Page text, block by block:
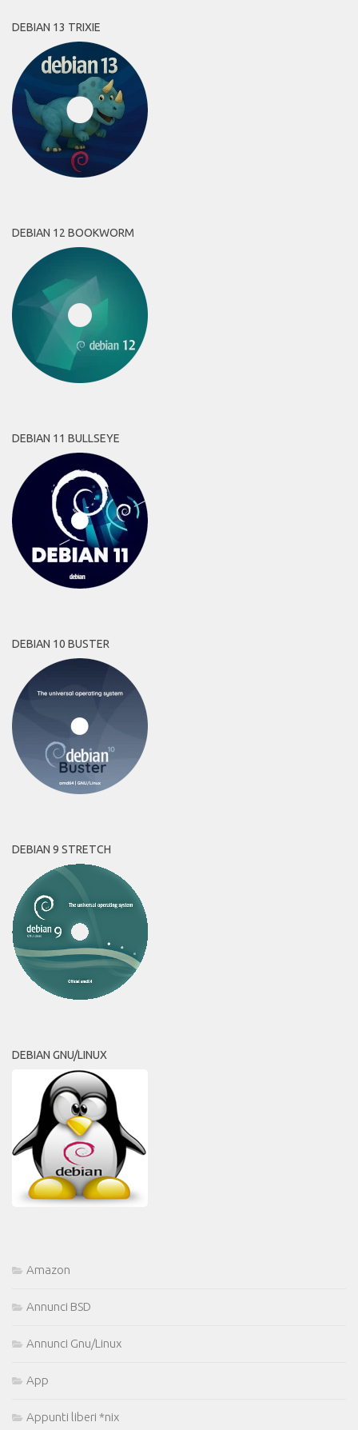
DEBIAN 13 TRIXIE
DEBIAN 12 BOOKWORM
DEBIAN 11 BULLSEYE
DEBIAN 10 BUSTER
DEBIAN 9 STRETCH
DEBIAN GNU/LINUX
Amazon
Annunci BSD
Annunci Gnu/Linux
App
Appunti liberi *nix